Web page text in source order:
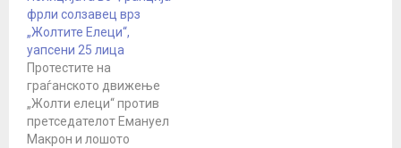
фрли солзавец врз
„Жолтите Елеци“,
уапсени 25 лица
Протестите на
граѓанското движење
„Жолти елеци“ против
претседателот Емануел
Макрон и лошото